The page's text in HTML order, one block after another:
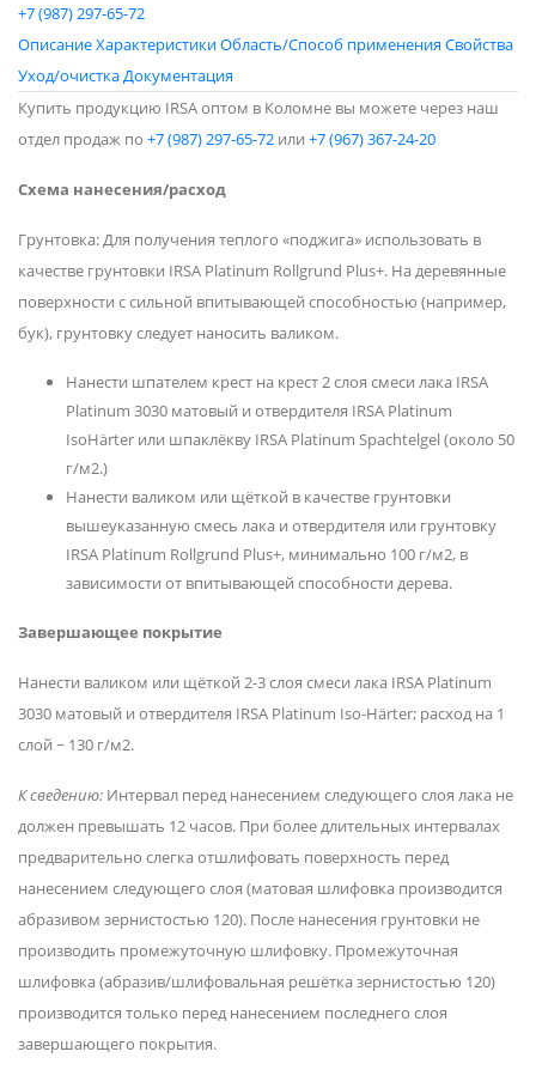
+7 (987) 297-65-72
ОписаниеХарактеристикиОбласть/Способ примененияСвойства
Уход/очисткаДокументация
Купить продукцию IRSA оптом в Коломне вы можете через наш
отдел продаж по +7 (987) 297-65-72 или +7 (967) 367-24-20
Схема нанесения/расход
Грунтовка: Для получения теплого «поджига» использовать в
качестве грунтовки IRSA Platinum Rollgrund Plus+. На деревянные
поверхности с сильной впитывающей способностью (например,
бук), грунтовку следует наносить валиком.
Нанести шпателем крест на крест 2 слоя смеси лака IRSA
Platinum 3030 матовый и отвердителя IRSA Platinum
IsoHärter или шпаклёкву IRSA Platinum Spachtelgel (около 50
г/м2.)
Нанести валиком или щёткой в качестве грунтовки
вышеуказанную смесь лака и отвердителя или грунтовку
IRSA Platinum Rollgrund Plus+, минимально 100 г/м2, в
зависимости от впитывающей способности дерева.
Завершающее покрытие
Нанести валиком или щёткой 2-3 слоя смеси лака IRSA Platinum
3030 матовый и отвердителя IRSA Platinum Iso-Härter; расход на 1
слой ~ 130 г/м2.
К сведению: Интервал перед нанесением следующего слоя лака не
должен превышать 12 часов. При более длительных интервалах
предварительно слегка отшлифовать поверхность перед
нанесением следующего слоя (матовая шлифовка производится
абразивом зернистостью 120). После нанесения грунтовки не
производить промежуточную шлифовку. Промежуточная
шлифовка (абразив/шлифовальная решётка зернистостью 120)
производится только перед нанесением последнего слоя
завершающего покрытия.